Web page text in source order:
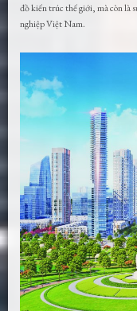
đồ kiến trúc thế giới, mà còn là
nghiệp Việt Nam.